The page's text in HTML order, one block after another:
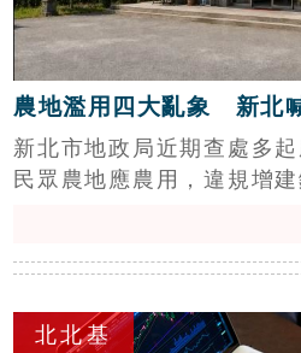
農地濫用四大亂象 新北
新北市地政局近期查處多
民眾農地應農用，違規增
增建、農地鋪設水泥、農
符合農業生產需求，並向
北北基